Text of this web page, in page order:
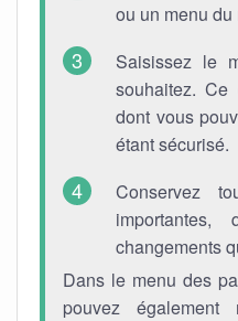
ou un menu du
Saisissez le
souhaitez.
dont vous
étant sécurisé.
Conservez
changements
Dans le menu des
pouvez également